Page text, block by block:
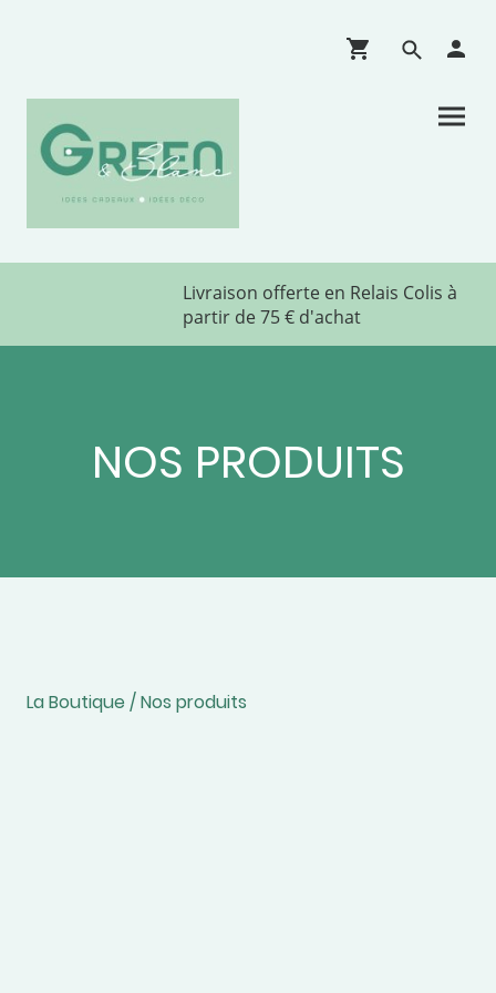
Livraison offerte en Relais Colis à
partir de 75 € d'achat
NOS PRODUITS
La Boutique / Nos produits